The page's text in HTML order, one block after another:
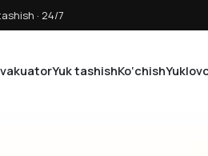
· 24/7
Yuk tashishKo‘chish